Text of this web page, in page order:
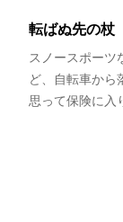
転ばぬ先の杖
スノースポーツ
ど、自転車から
思って保険に入